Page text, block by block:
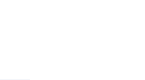
조립된 트롤리, 크로스 거
템 및 모든 필수 구성 요소